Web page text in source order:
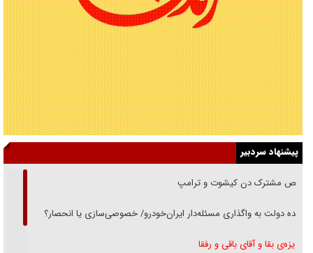
پیشنهاد سردبیر
رقص مشترک دن کیشوت و ترامپ
دنده دولت به واگذاری مسئله‌دار ایران‌خودرو/ خصوصی‌سازی یا انحصار؟
غریزه‌ی بقا و آقای باقی و رفقا